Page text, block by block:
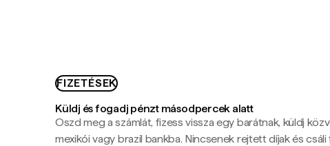
FIZETÉSEK
Küldj és fogadj pénzt másodpercek alatt
Oszd meg a számlát, fizess vissza egy barátnak, küldj
mexikói vagy brazil bankba. Nincsenek rejtett díjak és csáli